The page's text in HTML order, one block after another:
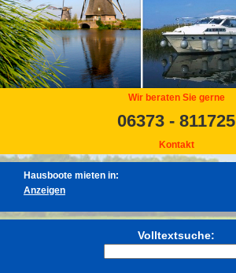
Wir beraten Sie gerne
06373 - 811725
Kontakt
Hausboote mieten in:
Volltextsuche: